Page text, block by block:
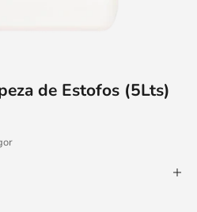
de Estofos (5Lts)